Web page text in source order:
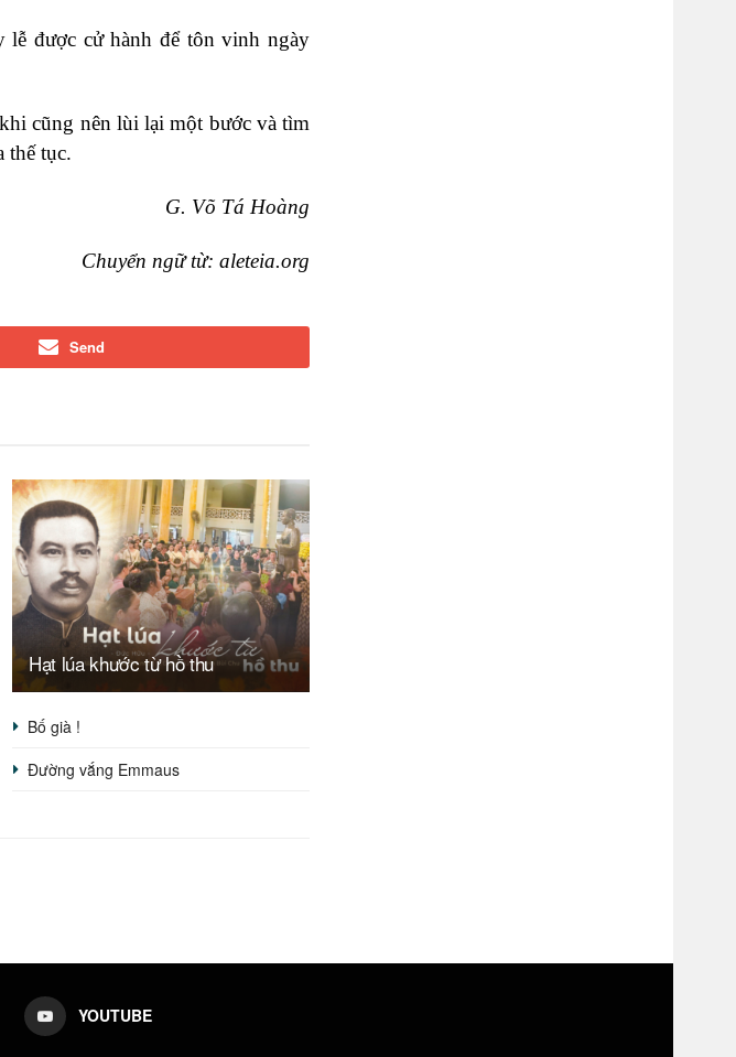
lễ được cử hành để tôn vinh ngày
cũng nên lùi lại một bước và tìm
thế tục.
G. Võ Tá Hoàng
Chuyển ngữ từ: aleteia.org
Send
Hạt lúa khước từ hồ thu
Bố già !
Đường vắng Emmaus
YOUTUBE